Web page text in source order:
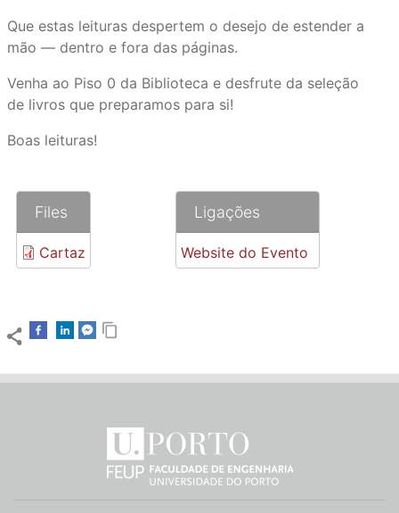
Que estas leituras despertem o desejo de estender a
mão — dentro e fora das páginas.
Venha ao Piso 0 da Biblioteca e desfrute da seleção
de livros que preparamos para si!
Boas leituras!
Files
Cartaz
Ligações
Website do Evento